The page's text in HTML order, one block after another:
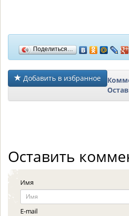
Поделиться…
Добавить в избранное
Оставить
Имя
E-mail